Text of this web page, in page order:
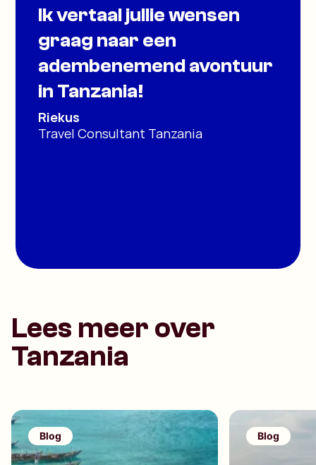
Ik vertaal jullie wensen
graag naar een
adembenemend avontuur
in Tanzania!
Riekus
Travel Consultant Tanzania
Lees meer over
Tanzania
Blog Blog